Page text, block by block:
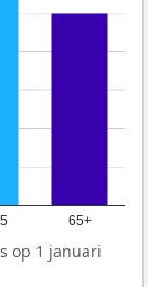
65+
op 1 januari